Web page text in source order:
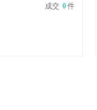
成交 0件